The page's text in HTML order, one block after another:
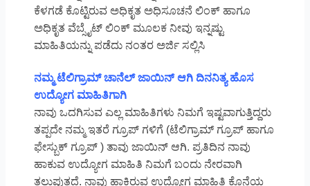
ಕೆಳಗಡೆ ಕೊಟ್ಟಿರುವ ಅಧಿಕೃತ ಅಧಿಸೂಚನೆ ಲಿಂಕ್ ಹಾಗೂ
ಅಧಿಕೃತ ವೆಬ್ಸೈಟ್ ಲಿಂಕ್ ಮೂಲಕ ನೀವು ಇನ್ನಷ್ಟು
ಮಾಹಿತಿಯನ್ನು ಪಡೆದು ನಂತರ ಅರ್ಜಿ ಸಲ್ಲಿಸಿ
ನಮ್ಮ ಟೆಲಿಗ್ರಾಮ್ ಚಾನೆಲ್ ಜಾಯಿನ್ ಆಗಿ ದಿನನಿತ್ಯ ಹೊಸ
ಉದ್ಯೋಗ ಮಾಹಿತಿಗಾಗಿ
ನಾವು ಒದಗಿಸುವ ಎಲ್ಲ ಮಾಹಿತಿಗಳು ನಿಮಗೆ ಇಷ್ಟವಾಗುತ್ತಿದ್ದರು
ತಪ್ಪದೇ ನಮ್ಮ ಇತರೆ ಗ್ರೂಪ್ ಗಳಿಗೆ (ಟೆಲಿಗ್ರಾಮ್ ಗ್ರೂಪ್ ಹಾಗೂ
ಫೇಸ್ಬುಕ್ ಗ್ರೂಪ್ ) ತಾವು ಜಾಯಿನ್ ಆಗಿ. ಪ್ರತಿದಿನ ನಾವು
ಹಾಕುವ ಉದ್ಯೋಗ ಮಾಹಿತಿ ನಿಮಗೆ ಬಂದು ನೇರವಾಗಿ
ತಲುಪುತ್ತದೆ. ನಾವು ಹಾಕಿರುವ ಉದ್ಯೋಗ ಮಾಹಿತಿ ಕೊನೆಯ